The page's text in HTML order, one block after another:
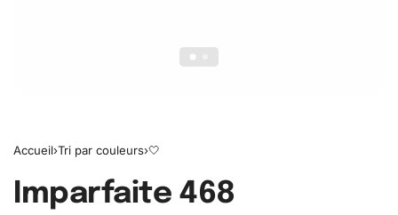
Accueil›Tri par couleurs›🤍
Imparfaite 468